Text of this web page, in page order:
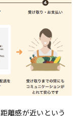
離感が近いという